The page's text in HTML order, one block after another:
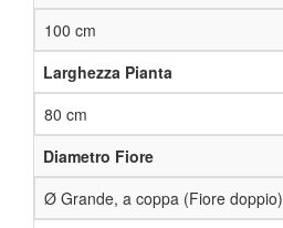
100 cm
Larghezza Pianta
80 cm
Diametro Fiore
Ø Grande, a coppa (Fiore doppio)